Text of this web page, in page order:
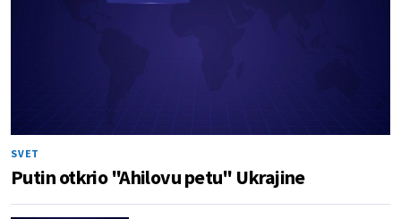
SVET
Putin otkrio "Ahilovu petu" Ukrajine